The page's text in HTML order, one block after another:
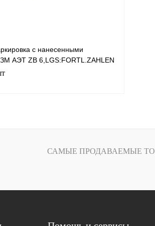
с нанесенными
АЭТ ZB 6,LGS:FORTL.ZAHLEN
САМЫЕ ПРОДАВАЕМЫЕ